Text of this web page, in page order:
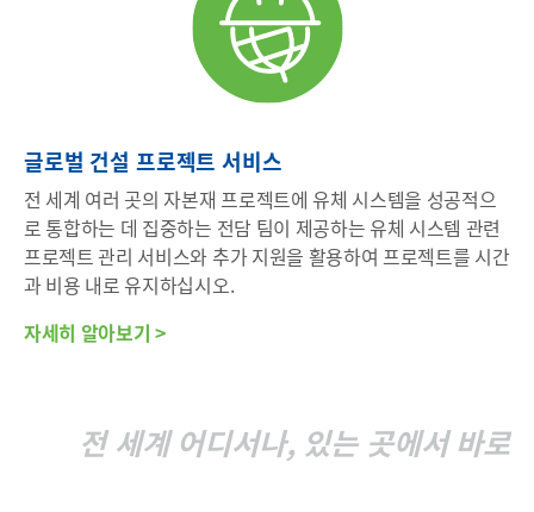
글로벌 건설 프로젝트 서비스
전 세계 여러 곳의 자본재 프로젝트에 유체 시스템을 성공적으
로 통합하는 데 집중하는 전담 팀이 제공하는 유체 시스템 관련
프로젝트 관리 서비스와 추가 지원을 활용하여 프로젝트를 시간
과 비용 내로 유지하십시오.
자세히 알아보기 >
전 세계 어디서나, 있는 곳에서 바로